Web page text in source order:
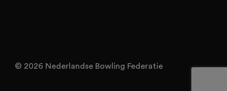
© 2026 Nederlandse Bowling Federatie